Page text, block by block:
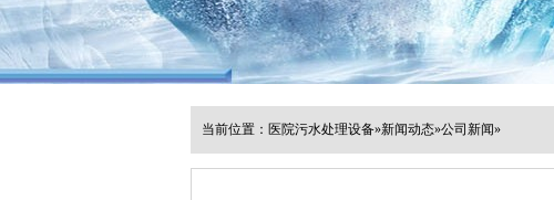
当前位置： 医院污水处理设备»新闻动态»公司新闻»